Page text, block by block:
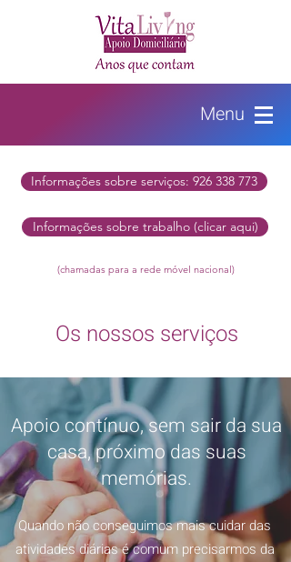
Menu
Informações sobre serviços: 926 338 773
Informações sobre trabalho (clicar aqui)
(chamadas para a rede móvel nacional)
Os nossos serviços
Apoio contínuo, sem sair da sua
casa, próximo das suas
memórias.
Quando não conseguimos mais cuidar das
atividades diárias é comum precisarmos da